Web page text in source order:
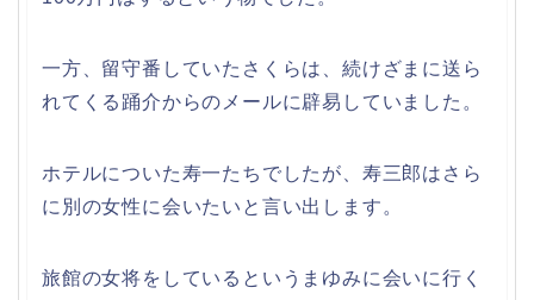
一方、留守番していたさくらは、続けざまに送ら
れてくる踊介からのメールに辟易していました。
ホテルについた寿一たちでしたが、寿三郎はさら
に別の女性に会いたいと言い出します。
旅館の女将をしているというまゆみに会いに行く